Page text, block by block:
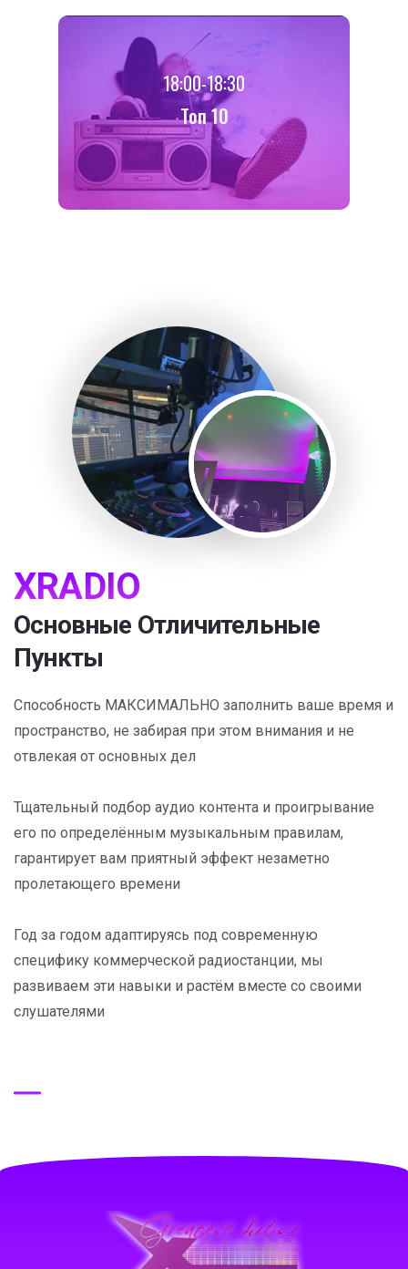
18:00-18:30
Toп 10
XRADIO
Основные Отличительные
Пункты
Способность МАКСИМАЛЬНО заполнить ваше время и
пространство, не забирая при этом внимания и не
отвлекая от основных дел
Тщательный подбор аудио контента и проигрывание
его по определённым музыкальным правилам,
гарантирует вам приятный эффект незаметно
пролетающего времени
Год за годом адаптируясь под современную
специфику коммерческой радиостанции, мы
развиваем эти навыки и растём вместе со своими
слушателями